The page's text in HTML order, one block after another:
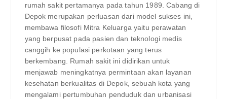
rumah sakit pertamanya pada tahun 1989. Cabang di
Depok merupakan perluasan dari model sukses ini,
membawa filosofi Mitra Keluarga yaitu perawatan
yang berpusat pada pasien dan teknologi medis
canggih ke populasi perkotaan yang terus
berkembang. Rumah sakit ini didirikan untuk
menjawab meningkatnya permintaan akan layanan
kesehatan berkualitas di Depok, sebuah kota yang
mengalami pertumbuhan penduduk dan urbanisasi